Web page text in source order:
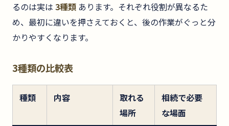
るのは実は 3種類 あります。それぞれ役割が異なるた
め、最初に違いを押さえておくと、後の作業がぐっと分
かりやすくなります。
3種類の比較表
種類 内容
取れる
場所
相続で必要
な場面